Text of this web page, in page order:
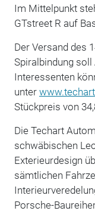
Im Mittelpunkt
GTstreet R auf
Der Versand des
Spiralbindung soll
Interessenten
unter
Stückpreis von
Die Techart
schwäbischen
Exterieurdesign
sämtlichen
Porsche-